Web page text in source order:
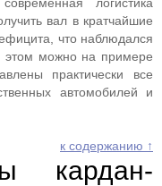
вал в кратчайшие
что наблюдался
этом можно на примере
практически все
автомобилей и
к содержанию ↑
кардан-